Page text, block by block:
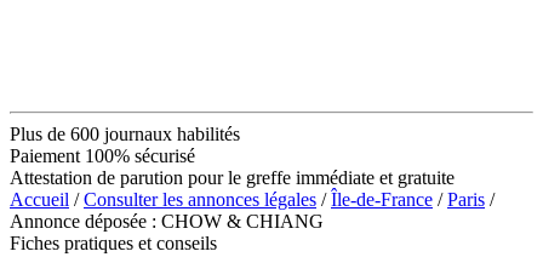
Plus de 600 journaux habilités
Paiement 100% sécurisé
Attestation de parution pour le greffe immédiate et gratuite
Accueil /Consulter les annonces légales /Île-de-France /Paris /
Annonce déposée : CHOW & CHIANG
Fiches pratiques et conseils